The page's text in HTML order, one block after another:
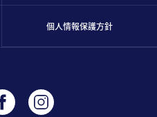
個人情報保護方針